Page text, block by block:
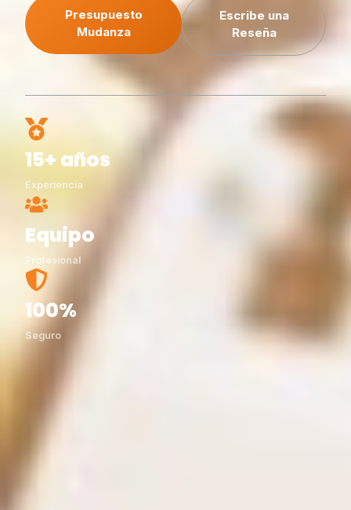
Presupuesto
Mudanza
Escribe una
Reseña
15+ años
Experiencia
Equipo
Profesional
100%
Seguro